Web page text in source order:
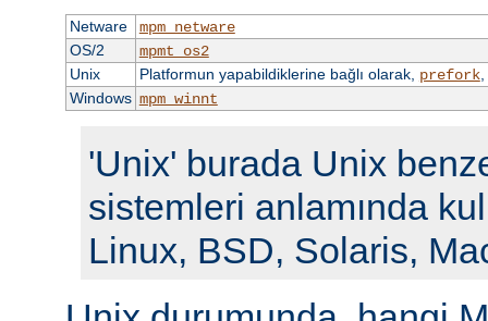
Netware
mpm_netware
OS/2
mpmt_os2
Unix
Platformun yapabildiklerine bağlı olarak, prefork,
Windows mpm_winnt
'Unix' burada Unix
sistemleri anlamında
Linux, BSD, Solaris,